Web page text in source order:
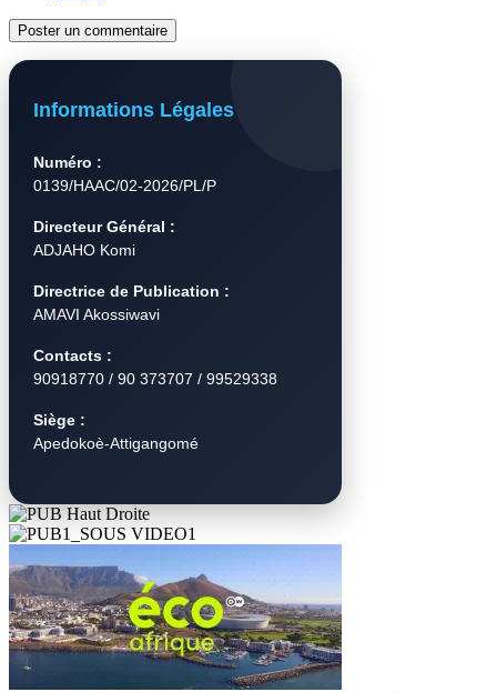
Informations Légales
Numéro :
0139/HAAC/02-2026/PL/P
Directeur Général :
ADJAHO Komi
Directrice de Publication :
AMAVI Akossiwavi
Contacts :
90918770 / 90 373707 / 99529338
Siège :
Apedokoè-Attigangomé